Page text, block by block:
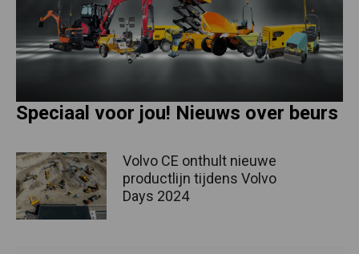
Speciaal voor jou! Nieuws over beurs
Volvo CE onthult nieuwe
productlijn tijdens Volvo
Days 2024